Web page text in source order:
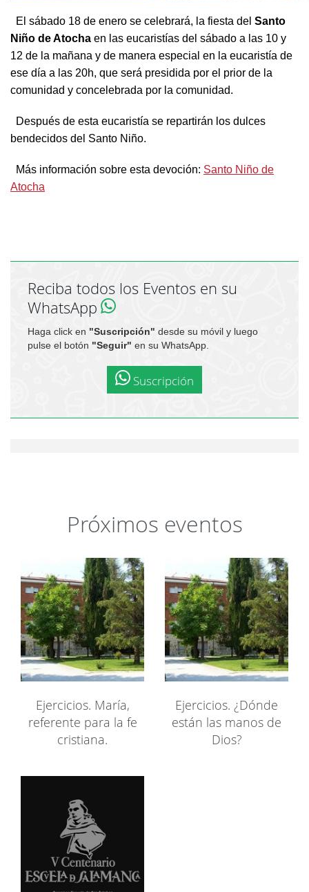
El sábado 18 de enero se celebrará, la fiesta del Santo
Niño de Atocha en las eucaristías del sábado a las 10 y
12 de la mañana y de manera especial en la eucaristía de
ese día a las 20h, que será presidida por el prior de la
comunidad y concelebrada por la comunidad.
Después de esta eucaristía se repartirán los dulces
bendecidos del Santo Niño.
Más información sobre esta devoción: Santo Niño de
Atocha
Reciba todos los Eventos en su
WhatsApp
Haga click en "Suscripción" desde su móvil y luego
pulse el botón "Seguir" en su WhatsApp.
Suscripción
Próximos eventos
Ejercicios. María,
referente para la fe
cristiana.
Ejercicios. ¿Dónde
están las manos de
Dios?